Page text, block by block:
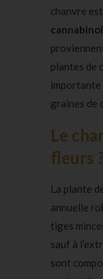
chanvre
plantes de
importante
graines de
Le
fleurs
La plante
annuelle
tiges
sauf à
sont